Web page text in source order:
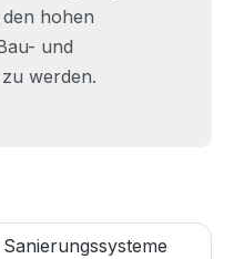
hohen
und
werden.